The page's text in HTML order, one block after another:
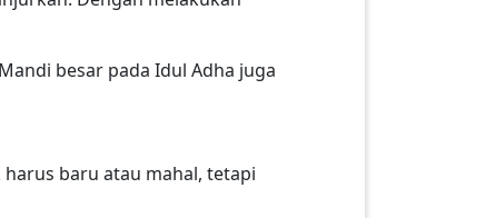
besar pada Idul Adha juga
baru atau mahal, tetapi